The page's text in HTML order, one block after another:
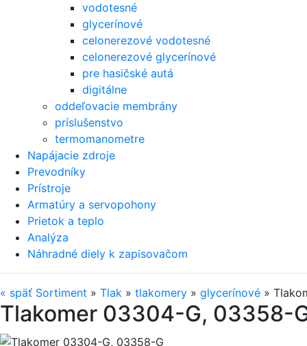
vodotesné
glycerínové
celonerezové vodotesné
celonerezové glycerínové
pre hasičské autá
digitálne
oddeľovacie membrány
príslušenstvo
termomanometre
Napájacie zdroje
Prevodníky
Prístroje
Armatúry a servopohony
Prietok a teplo
Analýza
Náhradné diely k zapisovačom
« späť Sortiment » Tlak » tlakomery » glycerínové »
Tlakomer 03304-G, 03358-